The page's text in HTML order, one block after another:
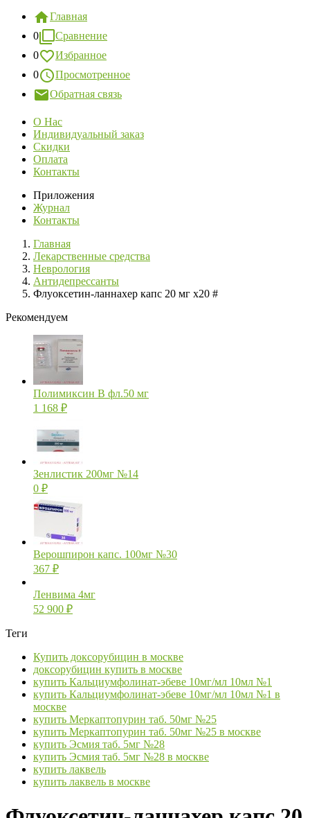
Главная
0
Сравнение
0
Избранное
0
Просмотренное
Обратная связь
О Нас
Индивидуальный заказ
Скидки
Оплата
Контакты
Приложения
Журнал
Контакты
Главная
Лекарственные средства
Неврология
Антидепрессанты
Флуоксетин-ланнахер капс 20 мг х20 #
Рекомендуем
Полимиксин В фл.50 мг
1 168 ₽
Зенлистик 200мг №14
0 ₽
Верошпирон капс. 100мг №30
367 ₽
Ленвима 4мг
52 900 ₽
Теги
Купить доксорубицин в москве
доксорубицин купить в москве
купить Кальциумфолинат-эбеве 10мг/мл 10мл №1
купить Кальциумфолинат-эбеве 10мг/мл 10мл №1 в
москве
купить Меркаптопурин таб. 50мг №25
купить Меркаптопурин таб. 50мг №25 в москве
купить Эсмия таб. 5мг №28
купить Эсмия таб. 5мг №28 в москве
купить лаквель
купить лаквель в москве